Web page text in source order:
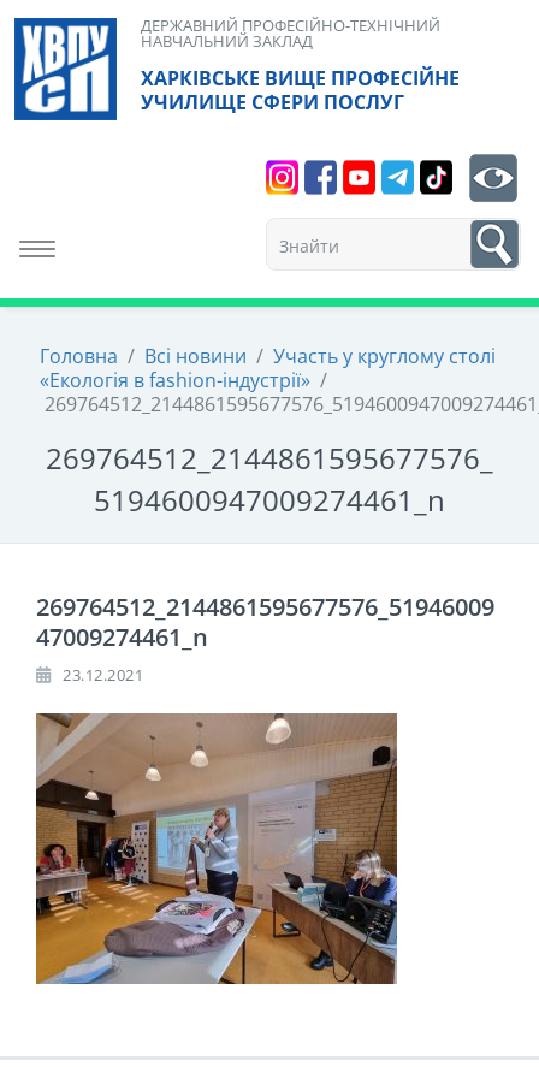
Skip
content
ХАРКІВСЬКЕ ВИЩЕ ПРОФЕСІЙНЕ
УЧИЛИЩЕ СФЕРИ ПОСЛУГ
ДЕРЖАВНИЙ ПРОФЕСІЙНО-ТЕХНІЧНИЙ
НАВЧАЛЬНИЙ ЗАКЛАД
Toggle navigation
1
Головна / Всі новини / Участь у круглому столі
«Екологія в fashion-індустрії» /
269764512_2144861595677576_
5194600947009274461_n
269764512_2144861595677576_51946009
47009274461_n
23.12.2021